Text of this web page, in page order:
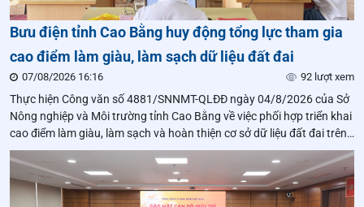
Bưu điện tỉnh Cao Bằng huy động tổng lực tham gia
cao điểm làm giàu, làm sạch dữ liệu đất đai
07/08/2026 16:16 92 lượt xem
Thực hiện Công văn số 4881/SNNMT-QLĐĐ ngày 04/8/2026 của Sở
Nông nghiệp và Môi trường tỉnh Cao Bằng về việc phối hợp triển khai
cao điểm làm giàu, làm sạch và hoàn thiện cơ sở dữ liệu đất đai trên
địa bàn tỉnh, Bưu điện tỉnh Cao Bằng đã huy động cán bộ, người lao
động tham gia hỗ trợ tại các xã theo kế hoạch của tỉnh.